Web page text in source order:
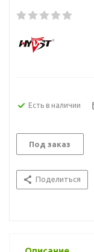
Есть в наличии
Под заказ
Поделиться